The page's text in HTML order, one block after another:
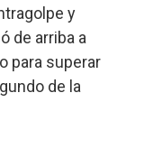
y
de arriba a
para superar
de la